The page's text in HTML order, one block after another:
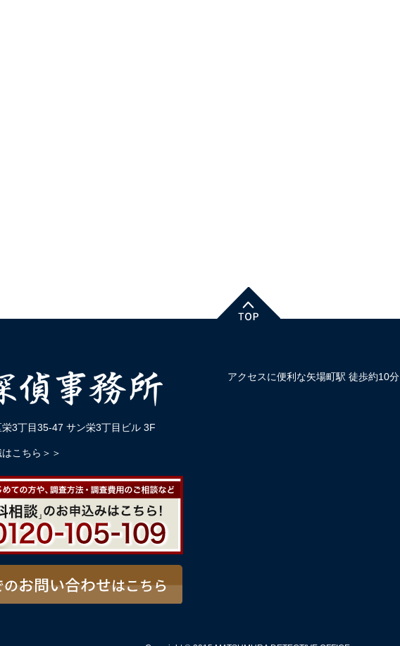
3丁目35-47 サン栄3丁目ビル 3F
こちら＞＞
アクセスに便利な矢場町駅 徒歩約10分